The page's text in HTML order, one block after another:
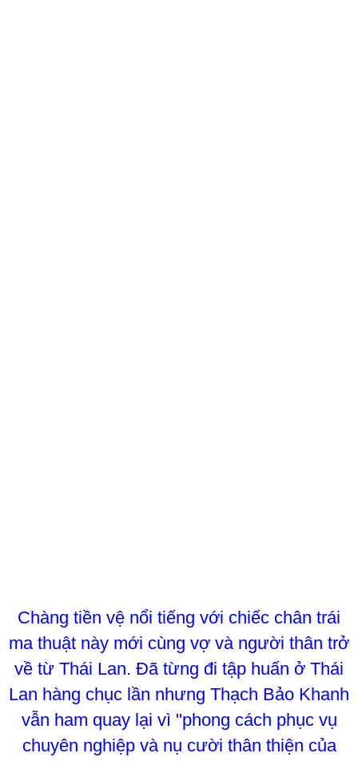
Chàng tiền vệ nổi tiếng với chiếc chân trái
ma thuật này mới cùng vợ và người thân trở
về từ Thái Lan. Đã từng đi tập huấn ở Thái
Lan hàng chục lần nhưng Thạch Bảo Khanh
vẫn ham quay lại vì "phong cách phục vụ
chuyên nghiệp và nụ cười thân thiện của